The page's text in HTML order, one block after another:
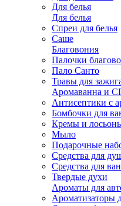
Для белья
Для белья
Спреи для белья
Саше
Благовония
Палочки
Пало Санто
Травы для
Аромаванна и
Антисептики с
Бомбочки для
Кремы и
Мыло
Подарочные
Средства для
Средства для
Твердые духи
Ароматы для
Ароматизаторы